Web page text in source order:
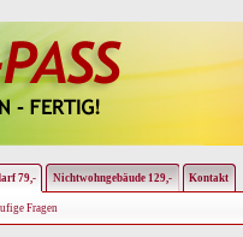
79,- Nichtwohngebäude 129,- Kontakt
Fragen